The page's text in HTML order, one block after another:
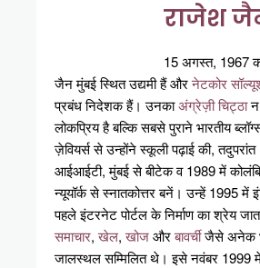
राजेश
15 अगस्त, 1967
जैन मुंबई स्थित उद्यमी हैं औरनेटकोर
प्रबंध निदेशक हैं। उनकाअंग्रेज़ी चिट्ठान
लोकप्रिय है बल्कि सबसे पुराने भारतीय
ज़ेवियर्स से उन्होंने स्कूली पढ़ाई की,
आईआईटी, मुंबई से बीटेक व 1989 में
न्यूयॉर्क से स्नातकोत्तर बनें। उन्हें 1995 में
पहले इंटरनेट पोर्टल के निर्माण का श्रेय
समाचार,खेल,खोजऔरबावर्चीजैसे अनेक
जालस्थल सम्मिलित थे। इसे नवंबर 1999